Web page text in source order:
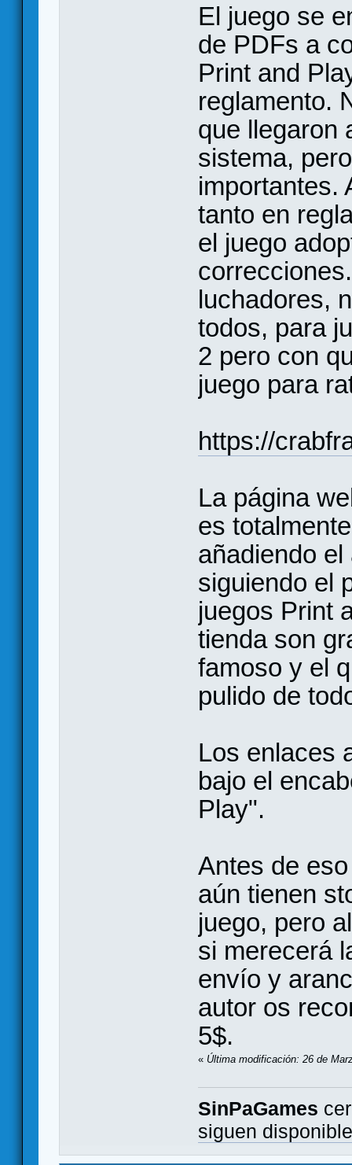
El juego se
de PDFs a
Print and
reglamento.
que llegaron
sistema,
importantes.
tanto en
el juego
luchadores,
todos, para
2 pero con
juego para
https://
La página
es
añadiendo
siguiendo el
juegos Print
tienda son
famoso y el
pulido de
Los enlaces
bajo el
Play".
Antes de
aún tienen
juego, pero
si merecerá
envío y
autor os
5$.
« Última modificación: 26 de
SinPaGames
siguen